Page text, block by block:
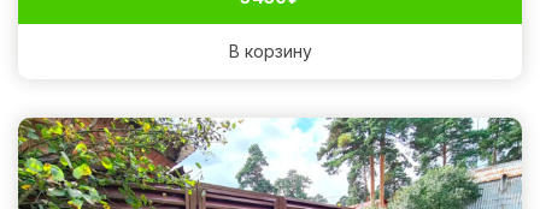
В корзину